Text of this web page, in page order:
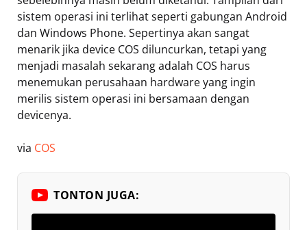
sistem operasi ini terlihat seperti gabungan Android
dan Windows Phone. Sepertinya akan sangat
menarik jika device COS diluncurkan, tetapi yang
menjadi masalah sekarang adalah COS harus
menemukan perusahaan hardware yang ingin
merilis sistem operasi ini bersamaan dengan
devicenya.
via COS
TONTON JUGA: